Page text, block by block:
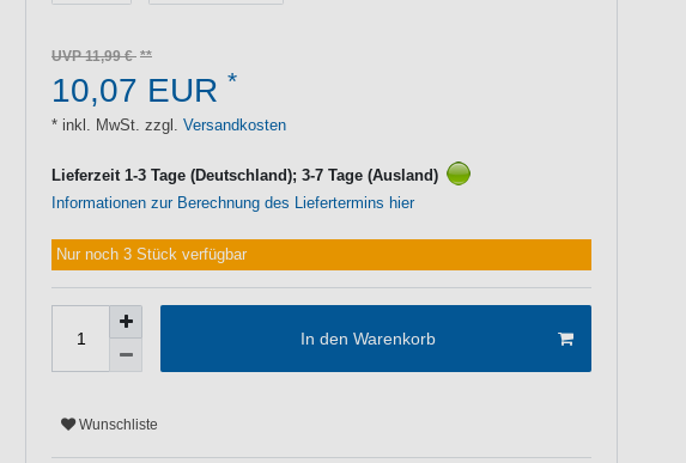
UVP 11,99 €
10,07 EUR *
* inkl. MwSt. zzgl. Versandkosten
Lieferzeit 1-3 Tage (Deutschland); 3-7 Tage (Ausland)
Informationen zur Berechnung des Liefertermins hier
Nur noch 3 Stück verfügbar
In den Warenkorb
Wunschliste